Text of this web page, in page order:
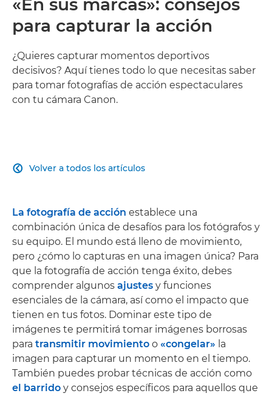
«En sus marcas»: consejos
para capturar la acción
¿Quieres capturar momentos deportivos
decisivos? Aquí tienes todo lo que necesitas saber
para tomar fotografías de acción espectaculares
con tu cámara Canon.
Volver a todos los artículos

La fotografía de acción establece una
combinación única de desafíos para los fotógrafos y
su equipo. El mundo está lleno de movimiento,
pero ¿cómo lo capturas en una imagen única? Para
que la fotografía de acción tenga éxito, debes
comprender algunos ajustes y funciones
esenciales de la cámara, así como el impacto que
tienen en tus fotos. Dominar este tipo de
imágenes te permitirá tomar imágenes borrosas
para transmitir movimiento o «congelar» la
imagen para capturar un momento en el tiempo.
También puedes probar técnicas de acción como
el barrido y consejos específicos para aquellos que